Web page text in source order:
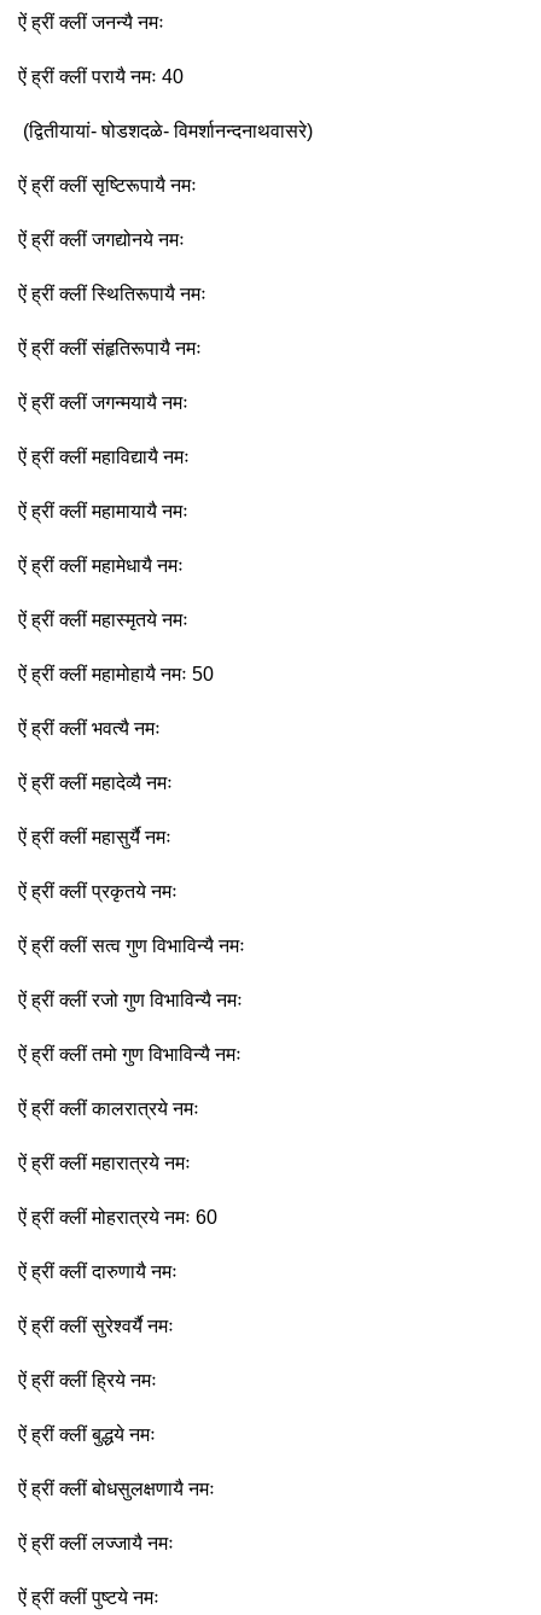
ऐं ह्रीं क्लीं जनन्यै नमः
ऐं ह्रीं क्लीं परायै नमः 40
(द्वितीयायां- षोडशदळे- विमर्शानन्दनाथवासरे)
ऐं ह्रीं क्लीं सृष्टिरूपायै नमः
ऐं ह्रीं क्लीं जगद्योनये नमः
ऐं ह्रीं क्लीं स्थितिरूपायै नमः
ऐं ह्रीं क्लीं संहृतिरूपायै नमः
ऐं ह्रीं क्लीं जगन्मयायै नमः
ऐं ह्रीं क्लीं महाविद्यायै नमः
ऐं ह्रीं क्लीं महामायायै नमः
ऐं ह्रीं क्लीं महामेधायै नमः
ऐं ह्रीं क्लीं महास्मृतये नमः
ऐं ह्रीं क्लीं महामोहायै नमः 50
ऐं ह्रीं क्लीं भवत्यै नमः
ऐं ह्रीं क्लीं महादेव्यै नमः
ऐं ह्रीं क्लीं महासुर्यै नमः
ऐं ह्रीं क्लीं प्रकृतये नमः
ऐं ह्रीं क्लीं सत्व गुण विभाविन्यै नमः
ऐं ह्रीं क्लीं रजो गुण विभाविन्यै नमः
ऐं ह्रीं क्लीं तमो गुण विभाविन्यै नमः
ऐं ह्रीं क्लीं कालरात्रये नमः
ऐं ह्रीं क्लीं महारात्रये नमः
ऐं ह्रीं क्लीं मोहरात्रये नमः 60
ऐं ह्रीं क्लीं दारुणायै नमः
ऐं ह्रीं क्लीं सुरेश्वर्यै नमः
ऐं ह्रीं क्लीं ह्रिये नमः
ऐं ह्रीं क्लीं बुद्धये नमः
ऐं ह्रीं क्लीं बोधसुलक्षणायै नमः
ऐं ह्रीं क्लीं लज्जायै नमः
ऐं ह्रीं क्लीं पुष्टये नमः